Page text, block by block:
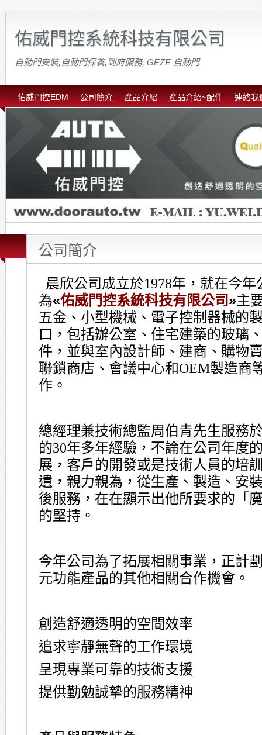
佑威門控系統科技有限公司
自動門安裝,自動門保養,到府服務, GEZE 自動門
佑威門控EDM 公司簡介 產品介紹 產品介紹~配件 連絡我
公司簡介
晨欣公司成立於1978年，就在今年
為«佑威門控系統科技有限公司»主
五金、小型機械、電子控制器械的
口，包括辦公室、住宅建築的玻璃
件，並與室內設計師、建商、購物
聯鎖商店、會議中心和OEM製造商
作。
總經理兼技術總監周伯青先生服務
的30年多年經驗，不論在公司年度
展，客戶的開發或是技術人員的培
遺，親力親為，從生產、製造、安
後服務，在在顯示出他所要求的「
的堅持。
今年公司為了拓展相關事業，正計
元功能產品的其他相關合作機會。
創造舒適透明的空間效率
追求寧靜無聲的工作環境
呈現專業可靠的技術支援
提供勤勉誠摯的服務精神